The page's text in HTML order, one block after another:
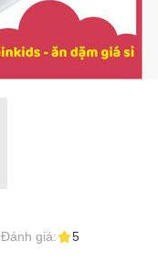
Đánh giá: 5
Sản phẩm có dấu
Sản phẩm chứa hình
Email